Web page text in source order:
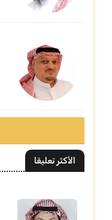
الأكثر تعليقا